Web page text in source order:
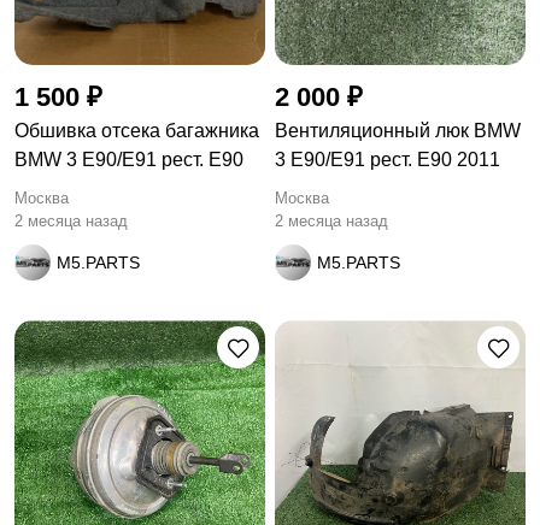
1 500 ₽
Обшивка отсека багажника
BMW 3 E90/E91 рест. E90
Москва
2 месяца назад
M5.PARTS
2 000 ₽
Вентиляционный люк BMW
3 E90/E91 рест. E90 2011
Москва
2 месяца назад
M5.PARTS